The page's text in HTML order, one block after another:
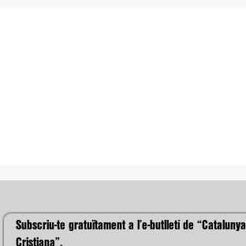
Subscriu-te gratuïtament a l’e-butlletí de “Catalunya
Cristiana”.